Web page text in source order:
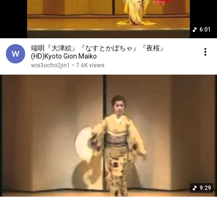
6:01
端唄『大津絵』『なすとかぼちゃ』『夜桜』
(HD)Kyoto Gion Maiko
woi3ocho2jin1 • 7.6K views
9:29